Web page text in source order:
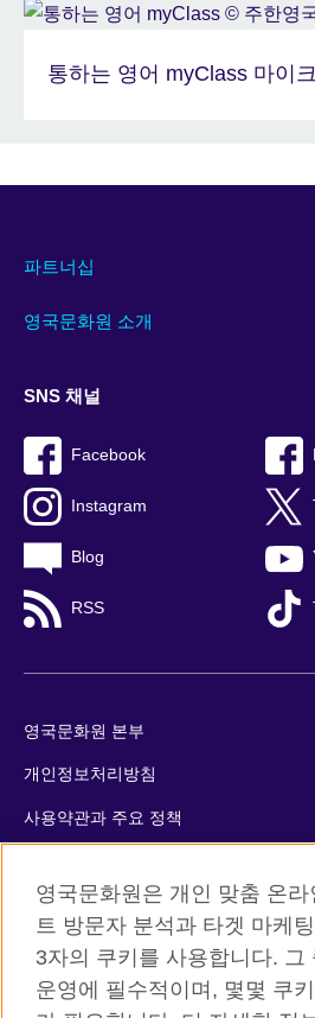
통하는 영어 myClass 마이
파트너십
영국문화원 소개
SNS 채널
Facebook
Instagram
Blog
RSS
영국문화원 본부
개인정보처리방침
사용약관과 주요 정책
사이트맵
© 2026 British Council
The United Kingdom’s international
영국문화원은 개인 맞춤 온라
트 방문자 분석과 타겟 마케
3자의 쿠키를 사용합니다. 그
운영에 필수적이며, 몇몇 쿠